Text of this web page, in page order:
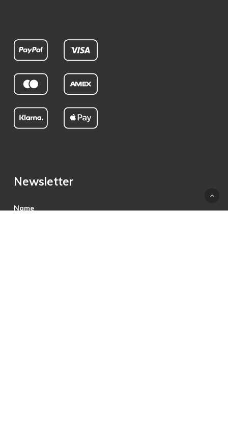
Newsletter
Name